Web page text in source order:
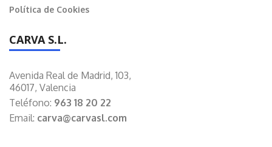
Política de Cookies
CARVA S.L.
Avenida Real de Madrid, 103,
46017, Valencia
Teléfono: 963 18 20 22
Email: carva@carvasl.com